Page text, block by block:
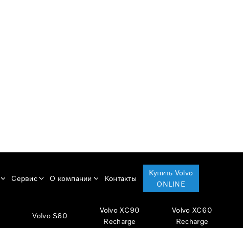
Сервис О компании Контакты
Купить Volvo
ONLINE
Volvo S60
Volvo XC90
Recharge
Volvo XC60
Recharge